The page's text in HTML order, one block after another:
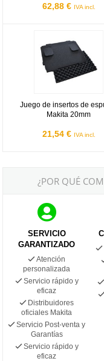
62,88 € IVA incl.
Juego de insertos de
Makita 20mm
21,54 € IVA incl.
¿POR QUÉ
SERVICIO
GARANTIZADO
Atención
personalizada
Servicio rápido y
eficaz
Distribuidores
oficiales Makita
Servicio Post-venta y
Garantías
Servicio rápido y
eficaz